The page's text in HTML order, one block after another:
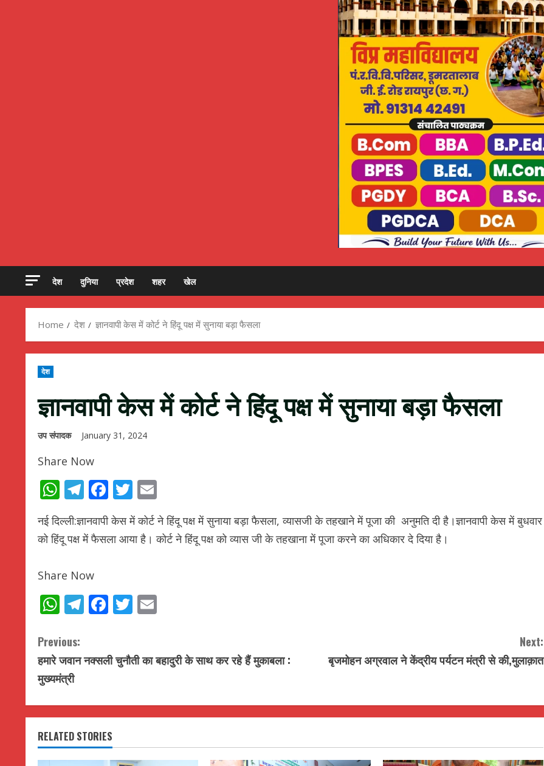
देश दुनिया प्रदेश शहर खेल
Home देश ज्ञानवापी केस में कोर्ट ने ह‍िंदू पक्ष में सुनाया बड़ा फैसला
देश
ज्ञानवापी केस में कोर्ट ने ह‍िंदू पक्ष में सुनाया बड़ा फैसला
उप संपादक January 31, 2024
Share Now
WhatsApp
Telegram
Facebook
Twitter
नई दिल्ली:ज्ञानवापी केस में कोर्ट ने ह‍िंदू पक्ष में सुनाया बड़ा फैसला, व्यासजी के तहखाने में पूजा की अनुमति दी है।ज्ञानवापी केस में बुधवार
को ह‍िंदू पक्ष में फैसला आया है। कोर्ट ने ह‍िंदू पक्ष को व्यास जी के तहखाना में पूजा करने का अधि‍कार दे द‍िया है।
Share Now
WhatsApp
Telegram
Facebook
Twitter
C
o
n
t
i
Previous:
हमारे जवान नक्सली चुनौती का बहादुरी के साथ कर रहे हैं मुकाबला :
मुख्यमंत्री
Next:
बृजमोहन अग्रवाल ने केंद्रीय पर्यटन मंत्री से की,मुलाक़ात
RELATED STORIES